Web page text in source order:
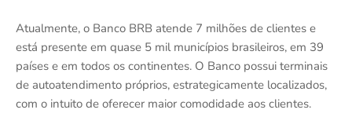
Atualmente, o Banco BRB atende 7 milhões de clientes e
está presente em quase 5 mil municípios brasileiros, em 39
países e em todos os continentes. O Banco possui terminais
de autoatendimento próprios, estrategicamente localizados,
com o intuito de oferecer maior comodidade aos clientes.